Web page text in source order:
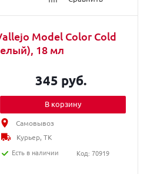
Model Color Cold
18 мл
345 руб.
В корзину
Самовывоз
Курьер, ТК
Есть в наличии
Код: 70919